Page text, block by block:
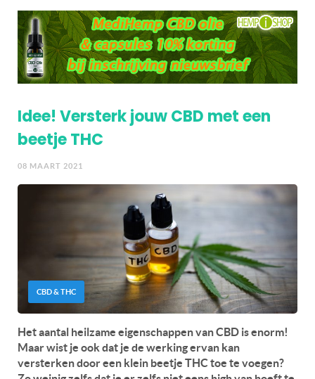
Idee! Versterk jouw CBD met een
beetje THC
08 MAART 2021
CBD & THC
Het aantal heilzame eigenschappen van CBD is enorm!
Maar wist je ook dat je de werking ervan kan
versterken door een klein beetje THC toe te voegen?